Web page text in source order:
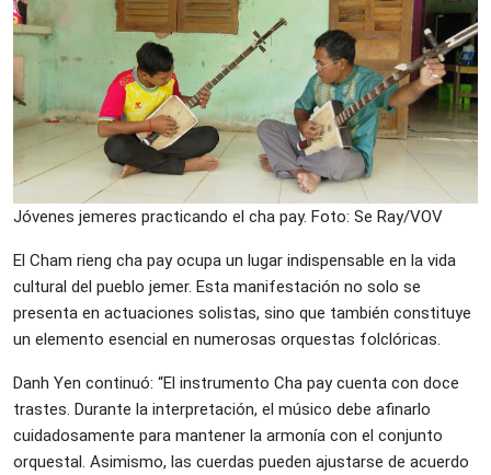
Jóvenes jemeres practicando el cha pay. Foto: Se Ray/VOV
El Cham rieng cha pay ocupa un lugar indispensable en la vida
cultural del pueblo jemer. Esta manifestación no solo se
presenta en actuaciones solistas, sino que también constituye
un elemento esencial en numerosas orquestas folclóricas.
Danh Yen continuó: “El instrumento Cha pay cuenta con doce
trastes. Durante la interpretación, el músico debe afinarlo
cuidadosamente para mantener la armonía con el conjunto
orquestal. Asimismo, las cuerdas pueden ajustarse de acuerdo